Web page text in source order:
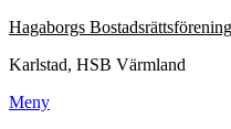
Hoppa
innehåll
Hagaborgs Bostadsrättsförening
Karlstad, HSB Värmland
Meny